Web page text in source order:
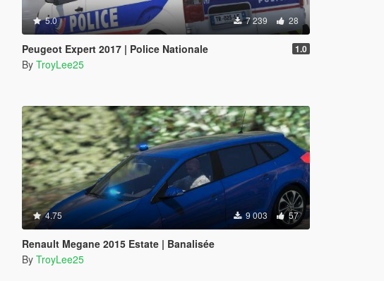
5.0 7 239 28
Peugeot Expert 2017 | Police Nationale 1.0
By TroyLee25
4.75 9 003 57
Renault Megane 2015 Estate | Banalisée
By TroyLee25